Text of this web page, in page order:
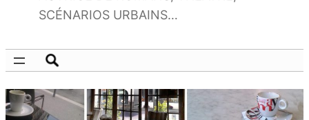
SCÉNARIOS URBAINS…